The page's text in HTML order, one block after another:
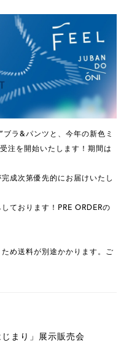
ラ&パンツと、今年の新色ミ
注を開始いたします！期間は
成次第優先的にお届けいたし
ております！PRE ORDERの
め送料が別途かかります。ご
まり」展示販売会